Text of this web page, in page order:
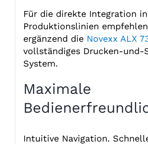
Für die direkte Integration in
Produktionslinien
ergänzend die Novexx ALX
vollständiges Drucken-und-
System.
Maximale
Intuitive Navigation.